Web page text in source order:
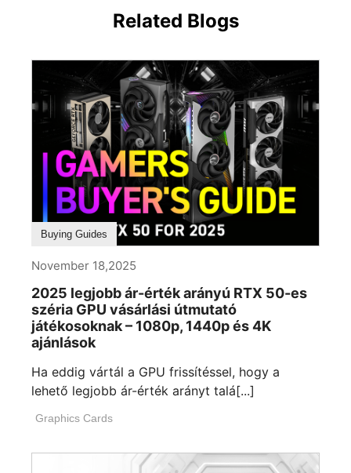
Related Blogs
Buying Guides
November 18,2025
2025 legjobb ár-érték arányú RTX 50-es
széria GPU vásárlási útmutató
játékosoknak – 1080p, 1440p és 4K
ajánlások
Ha eddig vártál a GPU frissítéssel, hogy a
lehető legjobb ár-érték arányt talá[...]
Graphics Cards